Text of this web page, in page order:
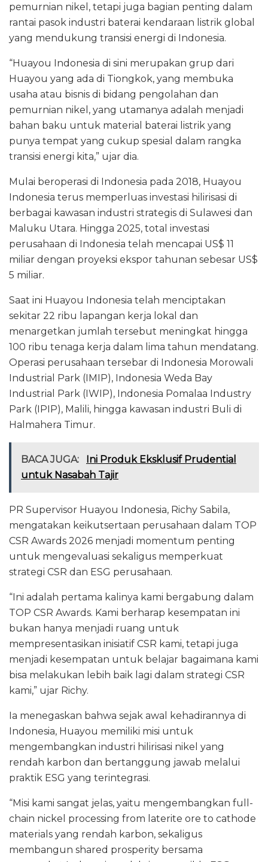
pemurnian nikel, tetapi juga bagian penting dalam
rantai pasok industri baterai kendaraan listrik global
yang mendukung transisi energi di Indonesia.
“Huayou Indonesia di sini merupakan grup dari
Huayou yang ada di Tiongkok, yang membuka
usaha atau bisnis di bidang pengolahan dan
pemurnian nikel, yang utamanya adalah menjadi
bahan baku untuk material baterai listrik yang
punya tempat yang cukup spesial dalam rangka
transisi energi kita,” ujar dia.
Mulai beroperasi di Indonesia pada 2018, Huayou
Indonesia terus memperluas investasi hilirisasi di
berbagai kawasan industri strategis di Sulawesi dan
Maluku Utara. Hingga 2025, total investasi
perusahaan di Indonesia telah mencapai US$ 11
miliar dengan proyeksi ekspor tahunan sebesar US$
5 miliar.
Saat ini Huayou Indonesia telah menciptakan
sekitar 22 ribu lapangan kerja lokal dan
menargetkan jumlah tersebut meningkat hingga
100 ribu tenaga kerja dalam lima tahun mendatang.
Operasi perusahaan tersebar di Indonesia Morowali
Industrial Park (IMIP), Indonesia Weda Bay
Industrial Park (IWIP), Indonesia Pomalaa Industry
Park (IPIP), Malili, hingga kawasan industri Buli di
Halmahera Timur.
BACA JUGA:
Ini Produk Eksklusif Prudential
untuk Nasabah Tajir
PR Supervisor Huayou Indonesia, Richy Sabila,
mengatakan keikutsertaan perusahaan dalam TOP
CSR Awards 2026 menjadi momentum penting
untuk mengevaluasi sekaligus memperkuat
strategi CSR dan ESG perusahaan.
“Ini adalah pertama kalinya kami bergabung dalam
TOP CSR Awards. Kami berharap kesempatan ini
bukan hanya menjadi ruang untuk
mempresentasikan inisiatif CSR kami, tetapi juga
menjadi kesempatan untuk belajar bagaimana kami
bisa melakukan lebih baik lagi dalam strategi CSR
kami,” ujar Richy.
Ia menegaskan bahwa sejak awal kehadirannya di
Indonesia, Huayou memiliki misi untuk
mengembangkan industri hilirisasi nikel yang
rendah karbon dan bertanggung jawab melalui
praktik ESG yang terintegrasi.
“Misi kami sangat jelas, yaitu mengembangkan full-
chain nickel processing from laterite ore to cathode
materials yang rendah karbon, sekaligus
membangun shared prosperity bersama